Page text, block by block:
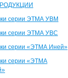
серии ЭТМА УВМ
серии ЭТМА УВС
серии «ЭТМА Иней»
серии «ЭТМА